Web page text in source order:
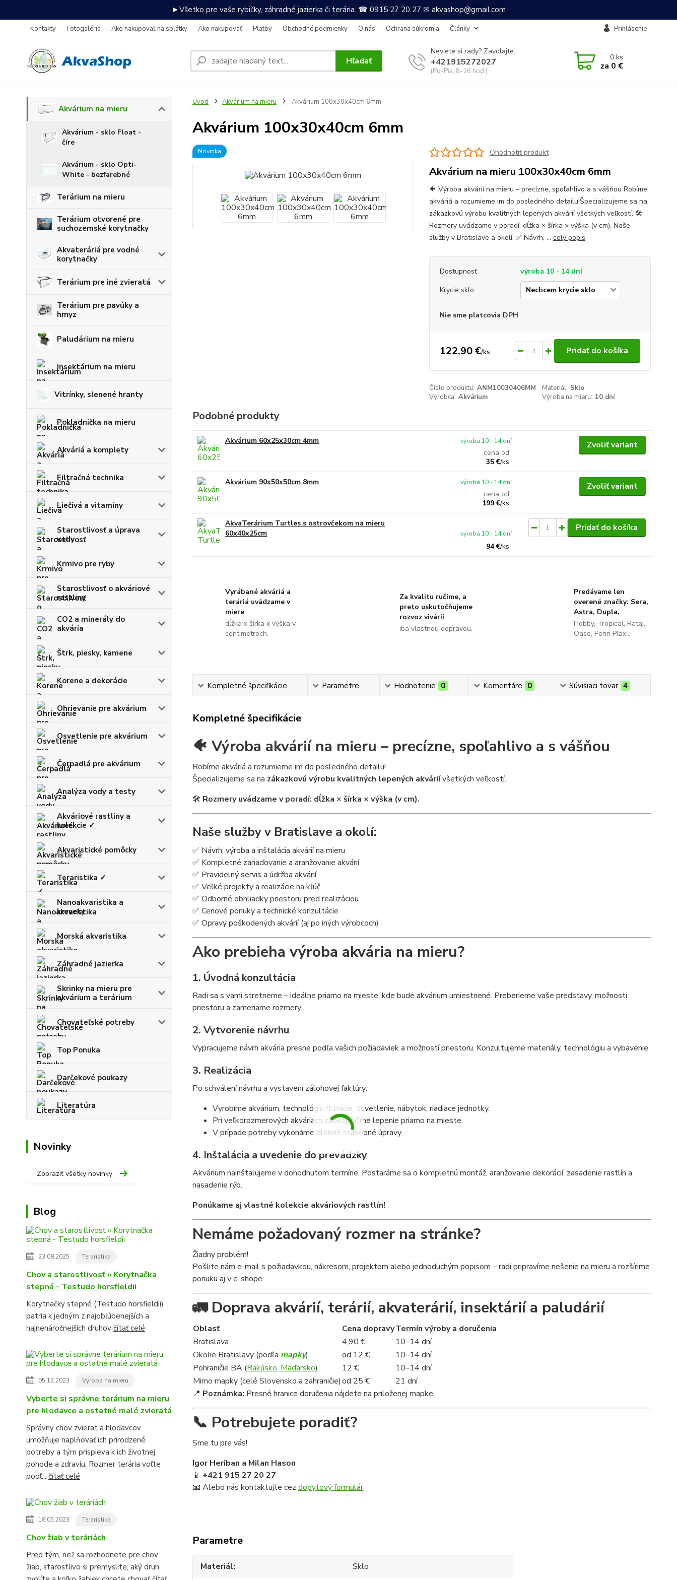
►Všetko pre vaše rybičky, záhradné jazierka či terária. ☎ 0915 27 20 27 ✉ akvashop@gmail.com
Kontakty Fotogaléria Ako nakupovať na splátky Ako nakupovať Platby Obchodné podmienky O nás Ochrana súkromia Články Prihlásenie
Hľadať
Neviete si rady? Zavolajte.
+421915272027
(Po-Pia, 8-16 hod.)
0ks
za 0 €
Akvárium na mieru
Akvárium - sklo Float -
číre
Akvárium - sklo Opti-
White - bezfarebné
Terárium na mieru
Terárium otvorené pre
suchozemské korytnačky
Akvateráriá pre vodné
korytnačky
Terárium pre iné zvieratá
Terárium pre pavúky a
hmyz
Paludárium na mieru
Insektárium na mieru
Vitrínky, slenené hranty
Pokladnička na mieru
Akváriá a komplety
Filtračná technika
Liečivá a vitamíny
Starostlivosť a úprava
vody
Krmivo pre ryby
Starostlivosť o akváriové
rastliny
CO2 a minerály do
akvária
Štrk, piesky, kamene
Korene a dekorácie
Ohrievanie pre akvárium
Osvetlenie pre akvárium
Čerpadlá pre akvárium
Analýza vody a testy
Akváriové rastliny a
kolekcie ✓
Akvaristické pomôcky
Teraristika ✓
Nanoakvaristika a
krevety
Morská akvaristika
Záhradné jazierka
Skrinky na mieru pre
akvárium a terárium
Chovateľské potreby
Top Ponuka
Darčekové poukazy
Literatúra
Novinky
Zobraziť všetky novinky
Blog
23.08.2025 Teraristika
Chov a starostlivosť » Korytnačka
stepná - Testudo horsfieldii
Korytnačky stepné (Testudo horsfieldii)
patria k jedným z najobľúbenejších a
najnenáročnejších druhov čítať celé
05.12.2023 Výroba na mieru
Vyberte si správne terárium na mieru
pre hlodavce a ostatné malé zvieratá
Správny chov zvierat a hlodavcov
umožňuje naplňovať ich prirodzené
potreby a tým prispieva k ich životnej
pohode a zdraviu. Rozmer terária voľte
podľ... čítať celé
18.05.2023 Teraristika
Chov žiab v teráriách
Pred tým, než sa rozhodnete pre chov
žiab, starostlivo si premyslite, aký druh
Úvod Akvárium na mieru Akvárium 100x30x40cm 6mm
Akvárium 100x30x40cm 6mm
Novinka Ohodnotiť produkt
Akvárium na mieru 100x30x40cm 6mm
🐠 Výroba akvárií na mieru – precízne, spoľahlivo a s vášňou Robíme
akváriá a rozumieme im do posledného detailu!Špecializujeme sa na
zákazkovú výrobu kvalitných lepených akvárií všetkých veľkostí. 🛠
Rozmery uvádzame v poradí: dĺžka × šírka × výška (v cm). Naše
služby v Bratislave a okolí: ✅ Návrh, ... celý popis
Dostupnosť
výroba 10 - 14 dní
Krycie sklo
Nie sme platcovia DPH
122,90 €/ks Pridať do košíka
Číslo produktu: ANM10030406MM Materiál: Sklo
Výrobca: Akvárium Výroba na mieru: 10 dní
Podobné produkty
Akvárium 60x25x30cm 4mm
cena od
35 €/ks
výroba 10 - 14 dní Zvoliť variant
Akvárium 90x50x50cm 8mm
cena od
199 €/ks
výroba 10 - 14 dní Zvoliť variant
AkvaTerárium Turtles s ostrovčekom na mieru
60x40x25cm
94 €/ks
výroba 10 - 14 dní
Pridať do košíka
Vyrábané akváriá a
teráriá uvádzame v
miere
dĺžka x šírka x výška v
centimetroch.
Za kvalitu ručíme, a
preto uskutočňujeme
rozvoz vivárií
iba vlastnou dopravou.
Predávame len
overené značky: Sera,
Astra, Dupla,
Hobby, Tropical, Rataj,
Oase, Penn Plax...
Kompletné špecifikácie Parametre Hodnotenie 0 Komentáre 0 Súvisiaci tovar 4
Kompletné špecifikácie
🐠 Výroba akvárií na mieru – precízne, spoľahlivo a s vášňou
Robíme akváriá a rozumieme im do posledného detailu!
Špecializujeme sa na zákazkovú výrobu kvalitných lepených akváriívšetkých veľkostí.
🛠 Rozmery uvádzame v poradí: dĺžka × šírka × výška (v cm).
Naše služby v Bratislave a okolí:
✅ Návrh, výroba a inštalácia akvárií na mieru
✅ Kompletné zariaďovanie a aranžovanie akvárií
✅ Pravidelný servis a údržba akvárií
✅ Veľké projekty a realizácie na kľúč
✅ Odborné obhliadky priestoru pred realizáciou
✅ Cenové ponuky a technické konzultácie
✅ Opravy poškodených akvárií (aj po iných výrobcoch)
Ako prebieha výroba akvária na mieru?
1. Úvodná konzultácia
Radi sa s vami stretneme – ideálne priamo na mieste, kde bude akvárium umiestnené. Preberieme vaše predstavy, možnosti
priestoru a zameriame rozmery.
2. Vytvorenie návrhu
Vypracujeme návrh akvária presne podľa vašich požiadaviek a možností priestoru. Konzultujeme materiály, technológiu a vybavenie.
3. Realizácia
Po schválení návrhu a vystavení zálohovej faktúry:
Vyrobíme akvárium, technológiu filtrácie, osvetlenie, nábytok, riadiace jednotky.
Pri veľkorozmerových akváriách zabezpečíme lepenie priamo na mieste.
V prípade potreby vykonáme drobné stavebné úpravy.
4. Inštalácia a uvedenie do prevádzky
Akvárium nainštalujeme v dohodnutom termíne. Postaráme sa o kompletnú montáž, aranžovanie dekorácií, zasadenie rastlín a
nasadenie rýb.
Ponúkame aj vlastné kolekcie akváriových rastlín!
Nemáme požadovaný rozmer na stránke?
Žiadny problém!
Pošlite nám e-mail s požiadavkou, nákresom, projektom alebo jednoduchým popisom – radi pripravíme riešenie na mieru a rozšírime
ponuku aj v e-shope.
🚛 Doprava akvárií, terárií, akvaterárií, insektárií a paludárií
Oblasť Cena dopravyTermín výroby a doručenia
Bratislava
4,90 €
10–14 dní
Okolie Bratislavy (podľa mapky) od 12 €
10–14 dní
Pohraničie BA (Rakúsko, Maďarsko) 12 €
10–14 dní
Mimo mapky (celé Slovensko a zahraničie)od 25 €
21 dní
📍 Poznámka: Presné hranice doručenia nájdete na priloženej mapke.
📞 Potrebujete poradiť?
Sme tu pre vás!
Igor Heriban a Milan Hason
📱 +421 915 27 20 27
📧 Alebo nás kontaktujte cez dopytový formulár.
Parametre
Materiál
Sklo